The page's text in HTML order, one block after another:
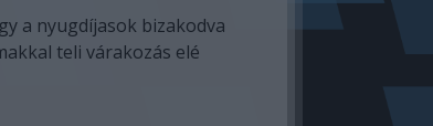
a nyugdíjasok bizakodva
teli várakozás elé